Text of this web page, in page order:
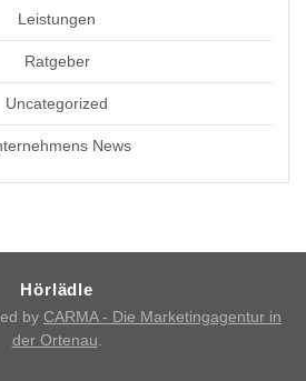
Leistungen
Ratgeber
Uncategorized
News
Hörlädle
by CARMA - Die Marketingagentur in
der Ortenau